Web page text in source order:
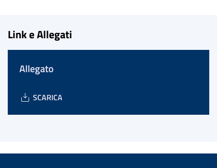
Link e Allegati
Allegato
SCARICA